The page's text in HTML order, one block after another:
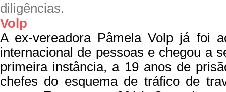
diligências.
Volp
A ex-vereadora Pâmela Volp já foi
internacional de pessoas e chegou a
primeira instância, a 19 anos de
chefes do esquema de tráfico de